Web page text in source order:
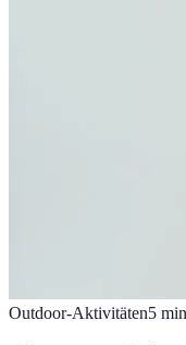
Outdoor-Aktivitäten5 min